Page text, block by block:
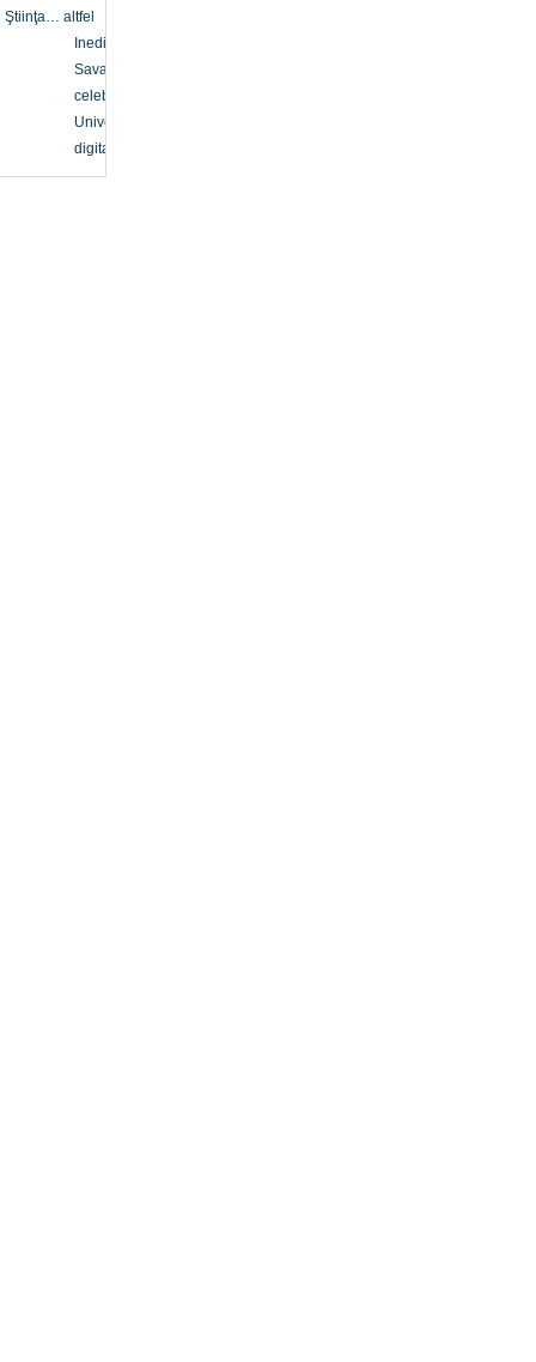
Ştiinţa… altfel
Inedit
Savanți
celebri
Univers
digital